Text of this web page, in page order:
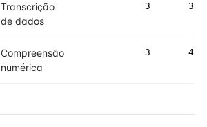
Transcrição
de dados
3 3
Compreensão
numérica
3 4